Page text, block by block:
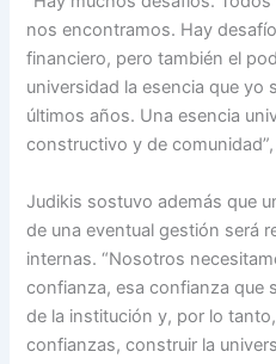
nos encontramos. Hay
financiero, pero también el
universidad la esencia que yo
últimos años. Una esencia
constructivo y de
Judikis sostuvo además que
de una eventual gestión será
internas. “Nosotros
confianza, esa confianza que
de la institución y, por lo
confianzas, construir la